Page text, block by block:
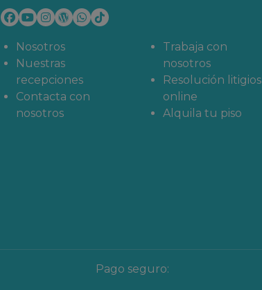
para
Nosotros
Nuestras
recepciones
Contacta con
nosotros
Trabaja con
nosotros
Resolución litigios
online
Alquila tu piso
Pago seguro: